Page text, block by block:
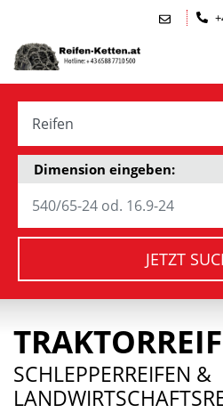
Zum Inhalt springen (Alt+0)
Zum Hauptmenü springen
Dimension eingeben:
JETZT
SCHLEPPERREIFEN &